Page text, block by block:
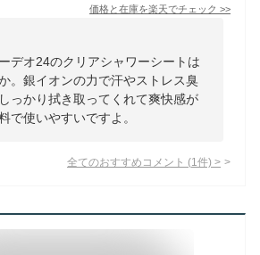
価格と在庫を楽天でチェック >>
デオ24のクリアシャワーシートは
。銀イオンの力で汗やストレス臭
っかり拭き取ってくれて爽快感が
で使いやすいですよ。
全てのおすすめコメント (1 件) >